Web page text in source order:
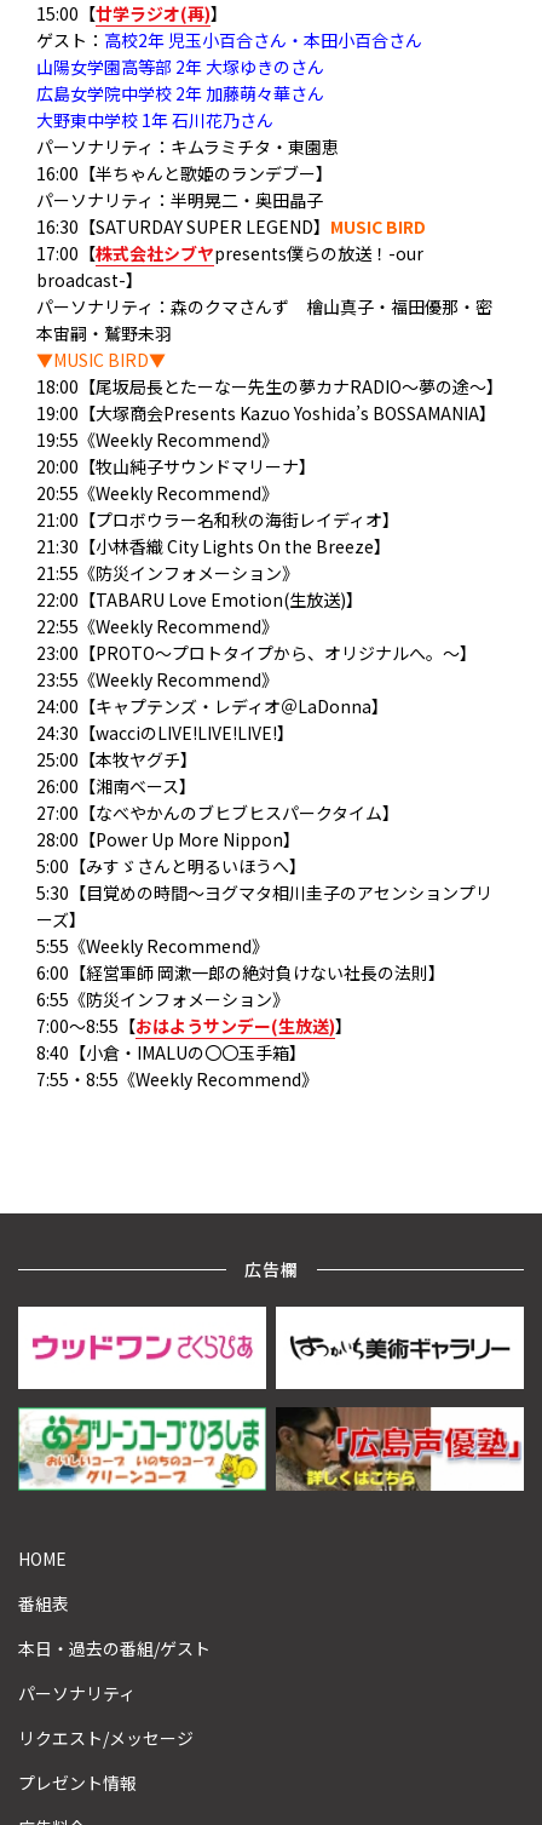
15:00【廿学ラジオ(再)】
ゲスト： 高校2年 児玉小百合さん・本田小百合さん
山陽女学園高等部 2年 大塚ゆきのさん
広島女学院中学校 2年 加藤萌々華さん
大野東中学校 1年 石川花乃さん
パーソナリティ：キムラミチタ・東園恵
16:00【半ちゃんと歌姫のランデブー】
パーソナリティ：半明晃二・奥田晶子
16:30【SATURDAY SUPER LEGEND】 MUSIC BIRD
17:00【株式会社シブヤpresents僕らの放送！-our
broadcast-】
パーソナリティ：森のクマさんず 檜山真子・福田優那・密
本宙嗣・鷲野未羽
▼MUSIC BIRD▼
18:00【尾坂局長とたーなー先生の夢カナRADIO～夢の途～】
19:00【大塚商会Presents Kazuo Yoshida’s BOSSAMANIA】
19:55《Weekly Recommend》
20:00【牧山純子サウンドマリーナ】
20:55《Weekly Recommend》
21:00【プロボウラー名和秋の海街レイディオ】
21:30【小林香織 City Lights On the Breeze】
21:55《防災インフォメーション》
22:00【TABARU Love Emotion(生放送)】
22:55《Weekly Recommend》
23:00【PROTO～プロトタイプから、オリジナルへ。～】
23:55《Weekly Recommend》
24:00【キャプテンズ・レディオ＠LaDonna】
24:30【wacciのLIVE!LIVE!LIVE!】
25:00【本牧ヤグチ】
26:00【湘南ベース】
27:00【なべやかんのブヒブヒスパークタイム】
28:00【Power Up More Nippon】
5:00【みすゞさんと明るいほうへ】
5:30【目覚めの時間～ヨグマタ相川圭子のアセンションプリ
ーズ】
5:55《Weekly Recommend》
6:00【経営軍師 岡漱一郎の絶対負けない社長の法則】
6:55《防災インフォメーション》
7:00～8:55【おはようサンデー(生放送)】
8:40【小倉・IMALUの〇〇玉手箱】
7:55・8:55《Weekly Recommend》
広告欄
HOME
番組表
本日・過去の番組/ゲスト
パーソナリティ
リクエスト/メッセージ
プレゼント情報